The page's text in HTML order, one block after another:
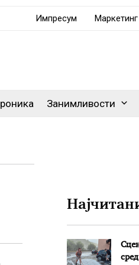
Импресум Маркетинг
Занимливости